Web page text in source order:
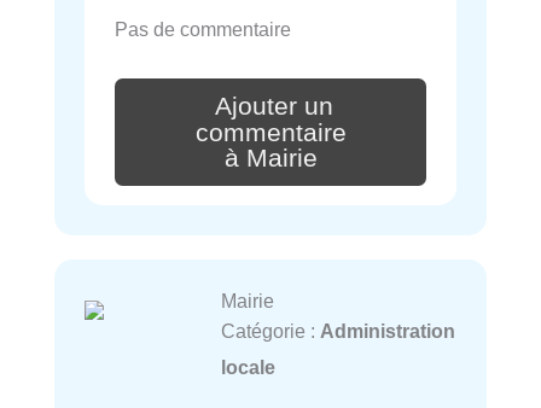
Pas de commentaire
Ajouter un
commentaire
à Mairie
Mairie
Catégorie : Administration
locale